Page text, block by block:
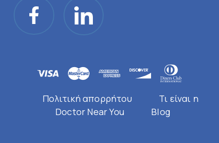
Πολιτική απορρήτου
Τι είναι η
Doctor Near You
Blog